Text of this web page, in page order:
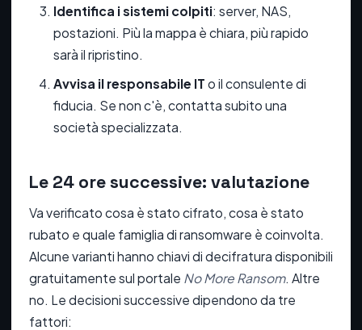
Identifica i sistemi colpiti: server, NAS,
postazioni. Più la mappa è chiara, più rapido
sarà il ripristino.
Avvisa il responsabile IT o il consulente di
fiducia. Se non c'è, contatta subito una
società specializzata.
Le 24 ore successive: valutazione
Va verificato cosa è stato cifrato, cosa è stato
rubato e quale famiglia di ransomware è coinvolta.
Alcune varianti hanno chiavi di decifratura disponibili
gratuitamente sul portale No More Ransom. Altre
no. Le decisioni successive dipendono da tre
fattori: